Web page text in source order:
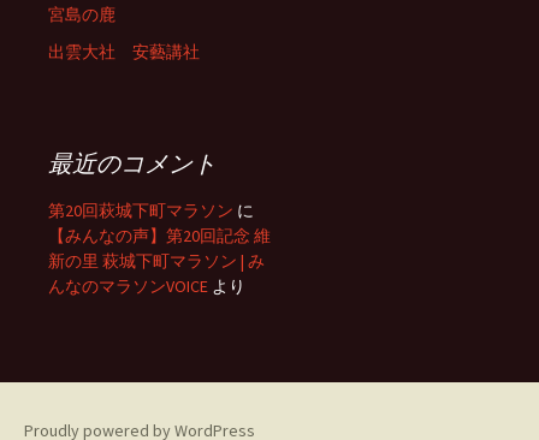
宮島の鹿
出雲大社 安藝講社
最近のコメント
第20回萩城下町マラソン に
【みんなの声】第20回記念 維
新の里 萩城下町マラソン | み
んなのマラソンVOICE より
Proudly powered by WordPress